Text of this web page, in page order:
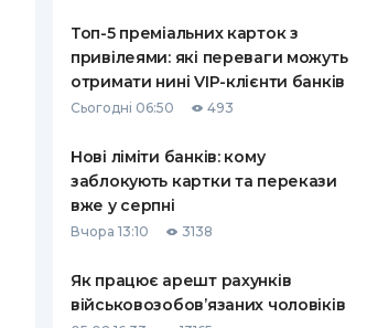
Топ-5 преміальних карток з
привілеями: які переваги можуть
отримати нині VIP-клієнти банків
Сьогодні 06:50 493
Нові ліміти банків: кому
заблокують картки та перекази
вже у серпні
Вчора 13:10 3138
Як працює арешт рахунків
військовозобов’язаних чоловіків